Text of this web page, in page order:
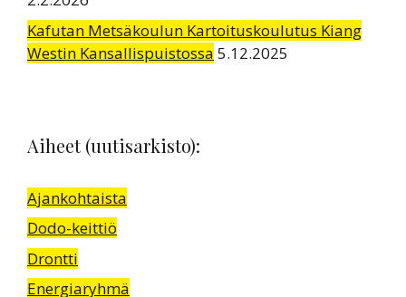
Kafutan Metsäkoulun Kartoituskoulutus Kiang
Westin Kansallispuistossa 5.12.2025
Aiheet (uutisarkisto):
Ajankohtaista
Dodo-keittiö
Drontti
Energiaryhmä